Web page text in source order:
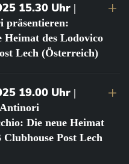
15.30 Uhr |
präsentieren:
Heimat des Lodovico
Lech (Österreich)
19.00 Uhr |
Die neue Heimat
Post Lech